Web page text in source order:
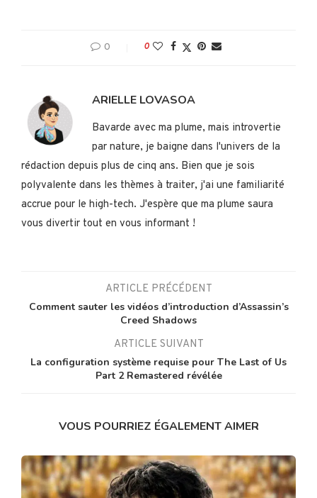
0 0
ARIELLE LOVASOA
Bavarde avec ma plume, mais introvertie
par nature, je baigne dans l'univers de la
rédaction depuis plus de cinq ans. Bien que je sois
polyvalente dans les thèmes à traiter, j'ai une familiarité
accrue pour le high-tech. J'espère que ma plume saura
vous divertir tout en vous informant !
ARTICLE PRÉCÉDENT
Comment sauter les vidéos d’introduction d’Assassin’s
Creed Shadows
ARTICLE SUIVANT
La configuration système requise pour The Last of Us
Part 2 Remastered révélée
VOUS POURRIEZ ÉGALEMENT AIMER